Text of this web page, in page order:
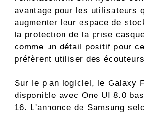
avantage pour les utilisateurs
augmenter leur espace de
la protection de la prise
comme un détail positif pour
préfèrent utiliser des
Sur le plan logiciel, le Galaxy
disponible avec One UI 8.0
16. L'annonce de Samsung